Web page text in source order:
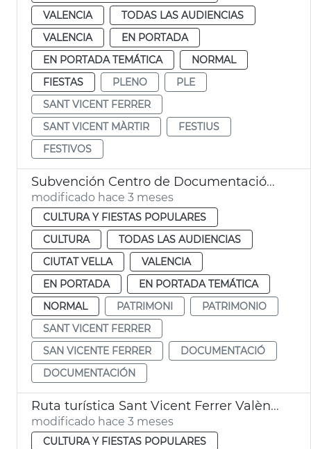
VALENCIA
TODAS LAS AUDIENCIAS
VALENCIA
EN PORTADA
EN PORTADA TEMÁTICA
NORMAL
FIESTAS
PLENO
PLE
SANT VICENT FERRER
SANT VICENT MÀRTIR
FESTIUS
FESTIVOS
Subvención Centro de Documentación Vicentina
modificado hace 3 meses
CULTURA Y FIESTAS POPULARES
CULTURA
TODAS LAS AUDIENCIAS
CIUTAT VELLA
VALENCIA
EN PORTADA
EN PORTADA TEMÁTICA
NORMAL
PATRIMONI
PATRIMONIO
SANT VICENT FERRER
SAN VICENTE FERRER
DOCUMENTACIÓ
DOCUMENTACIÓN
Ruta turística Sant Vicent Ferrer València
modificado hace 3 meses
CULTURA Y FIESTAS POPULARES